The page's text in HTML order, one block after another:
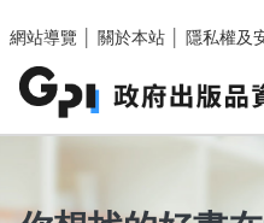
網站導覽
關於本站 隱私權及